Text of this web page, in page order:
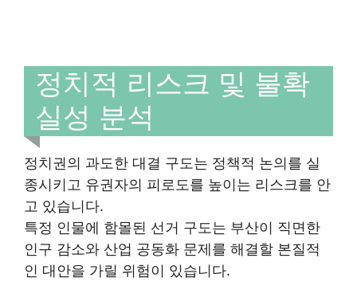
정치적 리스크 및 불확
실성 분석
정치권의 과도한 대결 구도는 정책적 논의를 실
종시키고 유권자의 피로도를 높이는 리스크를 안
고 있습니다.
특정 인물에 함몰된 선거 구도는 부산이 직면한
인구 감소와 산업 공동화 문제를 해결할 본질적
인 대안을 가릴 위험이 있습니다.